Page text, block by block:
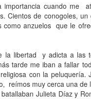
cuando me
Cientos de conogoles,
como anzuelos que le
la libertad
y adicta a las
tarde me iban a fallar
con la peluquería.
reímos muy cerca una de
Julieta Díaz y
alguien; es decir,
alguna vez la
llave que cierra
con muy